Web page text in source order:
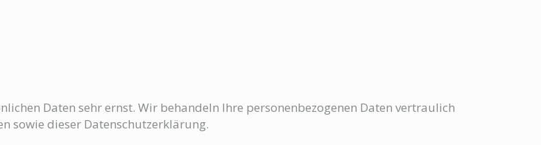
Daten sehr ernst. Wir behandeln Ihre personenbezogenen Daten vertraulich
sowie dieser Datenschutzerklärung.